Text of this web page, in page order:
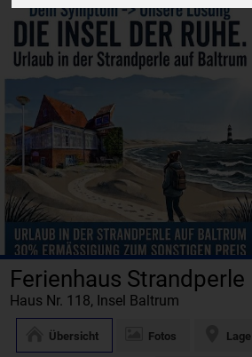
Ferienhaus Strandperle
Haus Nr. 118, Insel Baltrum
Übersicht Fotos Lage